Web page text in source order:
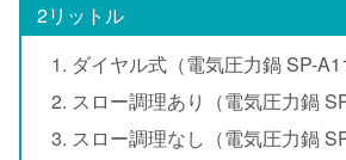
2リットル
ダイヤル式（電気圧力鍋 SP-
スロー調理あり（電気圧力鍋
スロー調理なし（電気圧力鍋